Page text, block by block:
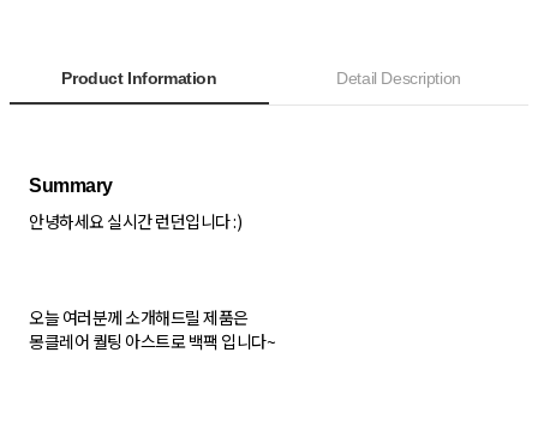
Product Information Detail Description
Summary
안녕하세요 실시간 런던입니다 :)
오늘 여러분께 소개해드릴 제품은
몽클레어 퀄팅 아스트로 백팩 입니다~